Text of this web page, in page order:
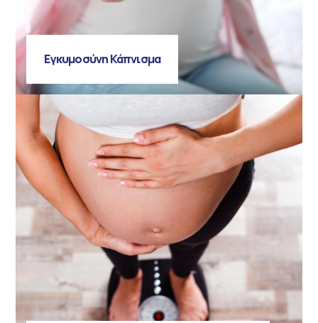
Εγκυμοσύνη Κάπνισμα